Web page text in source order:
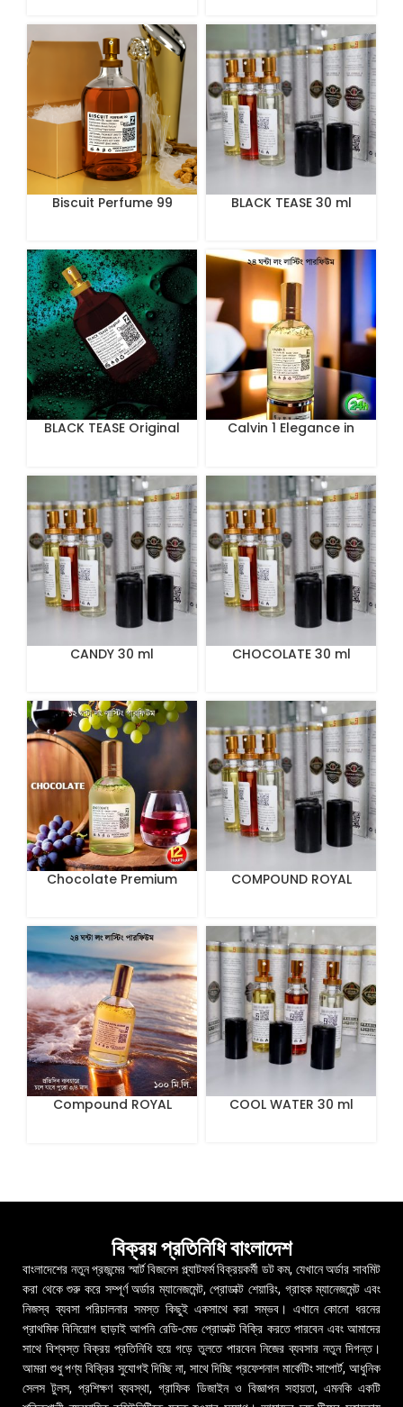
Biscuit Perfume 99 BLACK TEASE 30 ml
BLACK TEASE Original
Calvin 1 Elegance in
CANDY 30 ml CHOCOLATE 30 ml
Chocolate Premium
COMPOUND ROYAL
Compound ROYAL
COOL WATER 30 ml
বিক্রয় প্রতিনিধি বাংলাদেশ
বাংলাদেশের নতুন প্রজন্মের স্মার্ট বিজনেস প্ল্যাটফর্ম বিক্রয়কর্মী ডট কম, যেখানে অর্ডার সাবমিট
করা থেকে শুরু করে সম্পূর্ণ অর্ডার ম্যানেজমেন্ট, প্রোডাক্ট শেয়ারিং, গ্রাহক ম্যানেজমেন্ট এবং
নিজস্ব ব্যবসা পরিচালনার সমস্ত কিছুই একসাথে করা সম্ভব। এখানে কোনো ধরনের
প্রাথমিক বিনিয়োগ ছাড়াই আপনি রেডি-মেড প্রোডাক্ট বিক্রি করতে পারবেন এবং আমাদের
সাথে বিশ্বস্ত বিক্রয় প্রতিনিধি হয়ে গড়ে তুলতে পারবেন নিজের ব্যবসার নতুন দিগন্ত।
আমরা শুধু পণ্য বিক্রির সুযোগই দিচ্ছি না, সাথে দিচ্ছি প্রফেশনাল মার্কেটিং সাপোর্ট, আধুনিক
সেলস টুলস, প্রশিক্ষণ ব্যবস্থা, গ্রাফিক ডিজাইন ও বিজ্ঞাপন সহায়তা, এমনকি একটি